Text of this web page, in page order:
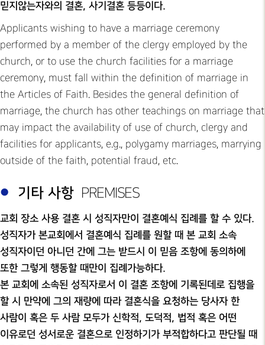
믿지않는자와의 결혼, 사기결혼 등등이다.
Applicants wishing to have a marriage ceremony
performed by a member of the clergy employed by the
church, or to use the church facilities for a marriage
ceremony, must fall within the definition of marriage in
the Articles of Faith. Besides the general definition of
marriage, the church has other teachings on marriage that
may impact the availability of use of church, clergy and
facilities for applicants, e.g., polygamy marriages, marrying
outside of the faith, potential fraud, etc.
기타 사항 PREMISES
교회 장소 사용 결혼 시 성직자만이 결혼예식 집례를 할 수 있다.
성직자가 본교회에서 결혼예식 집례를 원할 때 본 교회 소속
성직자이던 아니던 간에 그는 받드시 이 믿음 조항에 동의하에
또한 그렇게 행동할 때만이 집례가능하다.
본 교회에 소속된 성직자로서 이 결혼 조항에 기록된데로 집행을
할 시 만약에 그의 재량에 따라 결혼식을 요청하는 당사자 한
사람이 혹은 두 사람 모두가 신학적, 도덕적, 법적 혹은 어떤
이유로던 성서로운 결혼으로 인정하기가 부적합하다고 판단될 때